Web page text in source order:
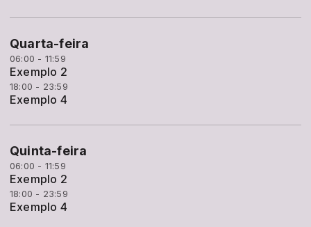
Quarta-feira
06:00 - 11:59
Exemplo 2
18:00 - 23:59
Exemplo 4
Quinta-feira
06:00 - 11:59
Exemplo 2
18:00 - 23:59
Exemplo 4